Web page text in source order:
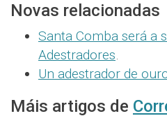
Novas relacionadas
Santa Comba será a
Adestradores.
Un adestrador de
Máis artigos de